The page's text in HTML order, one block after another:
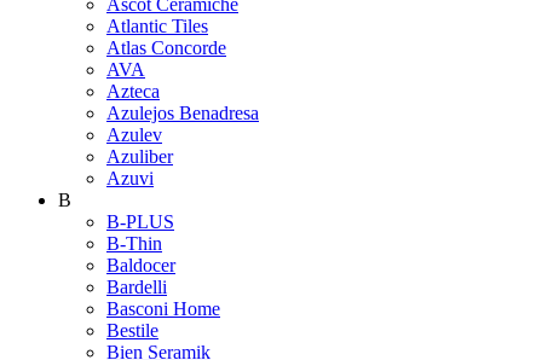
Atlantic Tiles
Atlas Concorde
AVA
Azteca
Azulejos Benadresa
Azulev
Azuliber
Azuvi
B
B-PLUS
B-Thin
Baldocer
Bardelli
Basconi Home
Bestile
Bien Seramik